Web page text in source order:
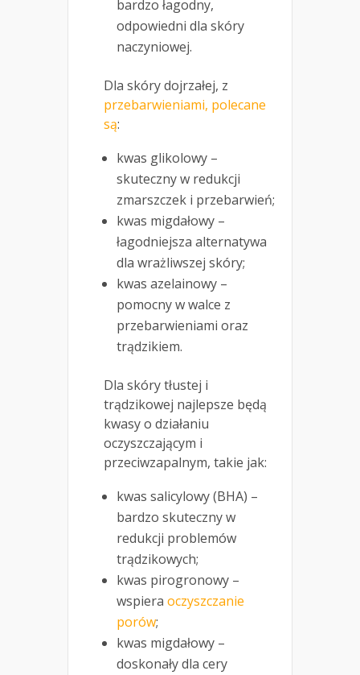
bardzo łagodny,
odpowiedni dla skóry
naczyniowej.
Dla skóry dojrzałej, z
przebarwieniami, polecane
są:
kwas glikolowy –
skuteczny w redukcji
zmarszczek i przebarwień;
kwas migdałowy –
łagodniejsza alternatywa
dla wrażliwszej skóry;
kwas azelainowy –
pomocny w walce z
przebarwieniami oraz
trądzikiem.
Dla skóry tłustej i
trądzikowej najlepsze będą
kwasy o działaniu
oczyszczającym i
przeciwzapalnym, takie jak:
kwas salicylowy (BHA) –
bardzo skuteczny w
redukcji problemów
trądzikowych;
kwas pirogronowy –
wspiera oczyszczanie
porów;
kwas migdałowy –
doskonały dla cery